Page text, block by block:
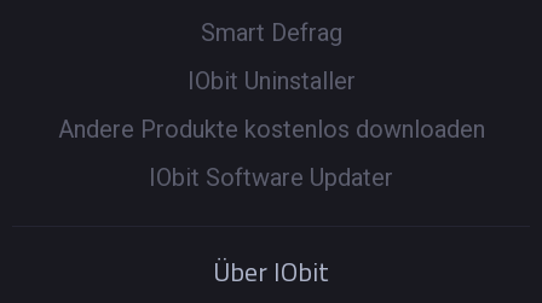
Smart Defrag
IObit Uninstaller
Andere Produkte kostenlos downloaden
IObit Software Updater
Über IObit